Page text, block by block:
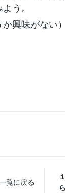
う。
興味がない）
覧に戻る